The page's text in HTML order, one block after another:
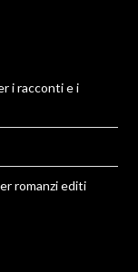
i racconti e i
romanzi editi